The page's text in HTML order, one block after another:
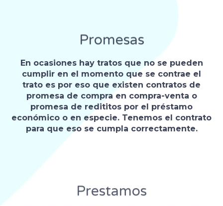
Promesas
En ocasiones hay tratos que no se pueden
cumplir en el momento que se contrae el
trato es por eso que existen contratos de
promesa de compra en compra-venta o
promesa de redititos por el préstamo
económico o en especie. Tenemos el contrato
para que eso se cumpla correctamente.
Prestamos